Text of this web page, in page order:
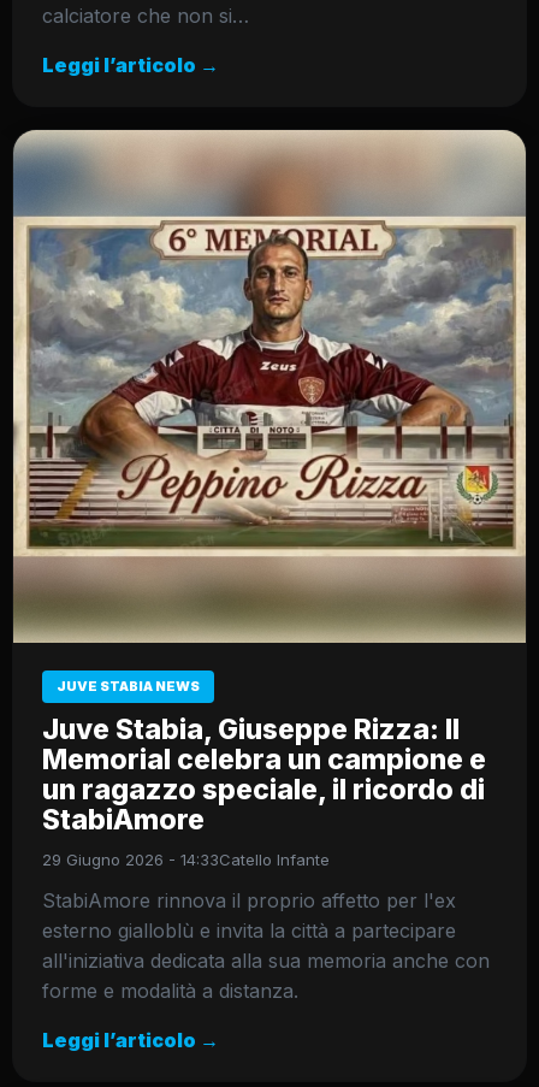
calciatore che non si…
Leggi l’articolo →
JUVE STABIA NEWS
Juve Stabia, Giuseppe Rizza: Il
Memorial celebra un campione e
un ragazzo speciale, il ricordo di
StabiAmore
29 Giugno 2026 - 14:33Catello Infante
StabiAmore rinnova il proprio affetto per l'ex
esterno gialloblù e invita la città a partecipare
all'iniziativa dedicata alla sua memoria anche con
forme e modalità a distanza.
Leggi l’articolo →